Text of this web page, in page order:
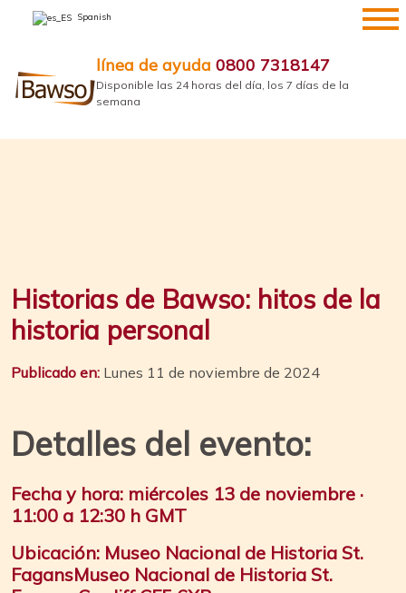
saltar
Spanish
línea de ayuda 0800 7318147
Disponible las 24 horas del día, los 7 días de la
semana
Historias de Bawso: hitos de la
historia personal
Publicado en: Lunes 11 de noviembre de 2024
Detalles del evento:
Fecha y hora: miércoles 13 de noviembre ·
11:00 a 12:30 h GMT
Ubicación: Museo Nacional de Historia St.
FagansMuseo Nacional de Historia St.